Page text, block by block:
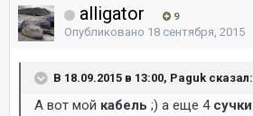
alligator 9
Опубликовано 18 сентября, 2015
В 18.09.2015 в 13:00, Paguk сказал:
А вот мой кабель ;) а еще 4 сучки